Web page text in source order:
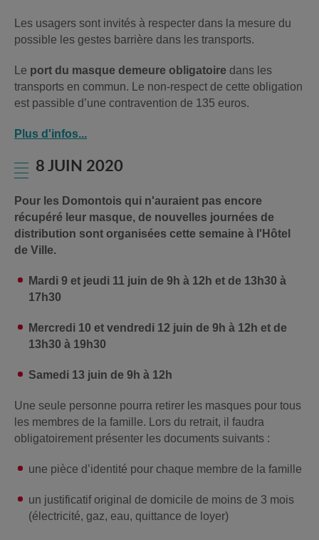
Les usagers sont invités à respecter dans la mesure du
possible les gestes barrière dans les transports.
Le port du masque demeure obligatoire dans les
transports en commun. Le non-respect de cette obligation
est passible d’une contravention de 135 euros.
Plus d'infos...
8 JUIN 2020
Pour les Domontois qui n'auraient pas encore
récupéré leur masque, de nouvelles journées de
distribution sont organisées cette semaine à l'Hôtel
de Ville.
Mardi 9 et jeudi 11 juin de 9h à 12h et de 13h30 à
17h30
Mercredi 10 et vendredi 12 juin de 9h à 12h et de
13h30 à 19h30
Samedi 13 juin de 9h à 12h
Une seule personne pourra retirer les masques pour tous
les membres de la famille. Lors du retrait, il faudra
obligatoirement présenter les documents suivants :
une pièce d’identité pour chaque membre de la famille
un justificatif original de domicile de moins de 3 mois
(électricité, gaz, eau, quittance de loyer)